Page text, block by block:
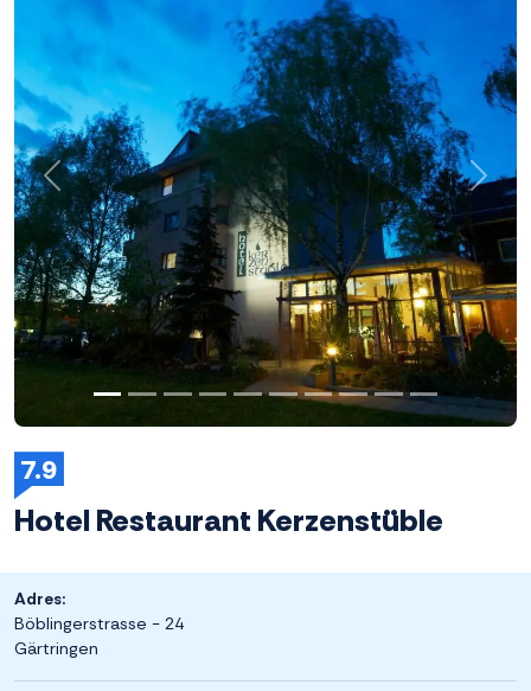
7.9
Hotel Restaurant Kerzenstüble
Adres:
Böblingerstrasse - 24
Gärtringen